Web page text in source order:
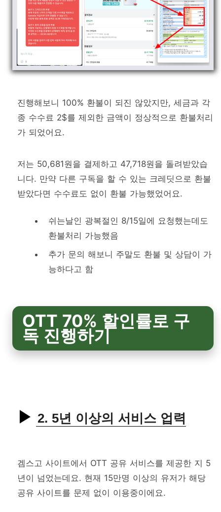
진행해보니 100% 환불이 되진 않았지만, 세금과 각
종 수수료 2$를 제외한 금액이 정상적으로 환불처리
가 되었어요.
저는 50,681원을 결제하고 47,718원을 돌려받았습
니다. 만약 다른 구독을 할 수 있는 크레딧으로 환불
받았다면 수수료도 없이 환불 가능했었어요.
쉬는날인 광복절인 8/15일에 요청했는데도
환불처리 가능했음
추가 문의 해보니 주말도 환불 및 상담이 가
능하다고 함
OTT 70% 할인률로 구
독 진행하기
2. 5년 이상의 서비스 업력
겜스고 사이트에서 OTT 공유 서비스를 제공한 지 5
년이 넘었는데요. 현재 15만명 이상의 유저가 해당
공유 사이트를 문제 없이 이용중이에요.